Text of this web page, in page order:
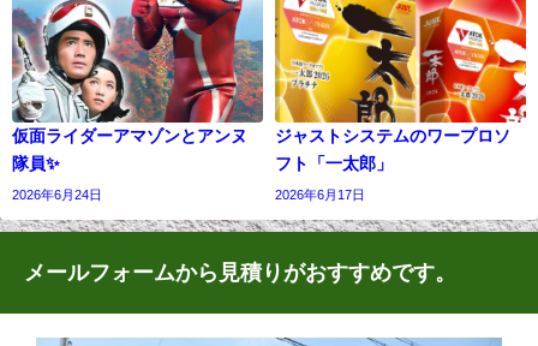
仮面ライダーアマゾンとアンヌ
隊員✨
2026年6月24日
ジャストシステムのワープロソ
フト「一太郎」
2026年6月17日
メールフォームから見積りがおすすめです。